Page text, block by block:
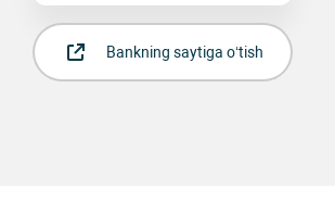
Bankning saytiga o‘tish